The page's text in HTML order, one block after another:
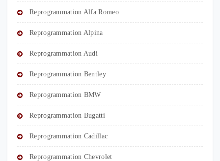
Reprogrammation Alfa Romeo
Reprogrammation Alpina
Reprogrammation Audi
Reprogrammation Bentley
Reprogrammation BMW
Reprogrammation Bugatti
Reprogrammation Cadillac
Reprogrammation Chevrolet